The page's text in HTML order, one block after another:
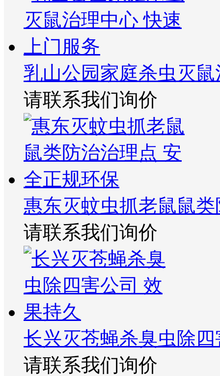
乳山公园家庭杀虫灭
请联系我们询价
惠东灭蚊虫抓老鼠鼠
请联系我们询价
长兴灭苍蝇杀臭虫除
请联系我们询价